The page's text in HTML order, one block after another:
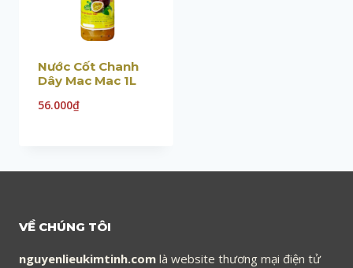
Nước Cốt Chanh
Dây Mac Mac 1L
56.000₫
VỀ CHÚNG TÔI
nguyenlieukimtinh.com là website thương mại điện tử